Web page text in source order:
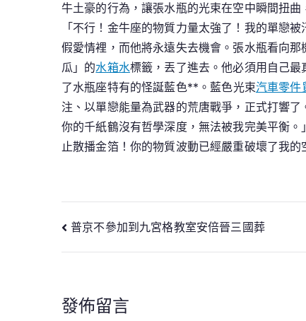
牛土豪的行為，讓張水瓶的光束在空中瞬間扭
「不行！金牛座的物質力量太強了！我的單戀
假愛情裡，而他將永遠失去機會。張水瓶看向
瓜」的水箱水標籤，丟了進去。他必須用自己
了水瓶座特有的怪誕藍色**。藍色光束汽車零件
注、以單戀能量為武器的荒唐戰爭，正式打響
你的千紙鶴沒有哲學深度，無法被我完美平衡
止散播金箔！你的物質波動已經嚴重破壞了我的
文
章
普京不參加到九宮格教室安倍晉三國葬
發佈留言